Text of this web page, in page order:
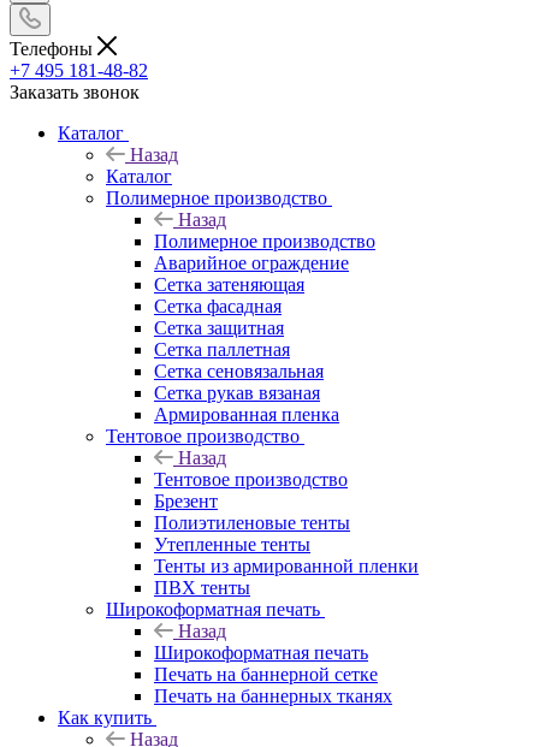
Телефоны
+7 495 181-48-82
Заказать звонок
Каталог
Назад
Каталог
Полимерное производство
Назад
Полимерное производство
Аварийное ограждение
Сетка затеняющая
Сетка фасадная
Сетка защитная
Сетка паллетная
Сетка сеновязальная
Сетка рукав вязаная
Армированная пленка
Тентовое производство
Назад
Тентовое производство
Брезент
Полиэтиленовые тенты
Утепленные тенты
Тенты из армированной пленки
ПВХ тенты
Широкоформатная печать
Назад
Широкоформатная печать
Печать на баннерной сетке
Печать на баннерных тканях
Как купить
Назад